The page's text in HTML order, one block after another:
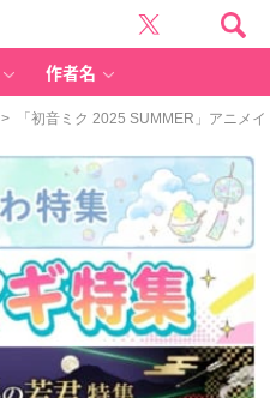
作者名
> 「初音ミク 2025 SUMMER」アニメ